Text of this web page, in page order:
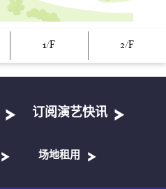
1/F 2/F
订阅演艺快讯
场地租用